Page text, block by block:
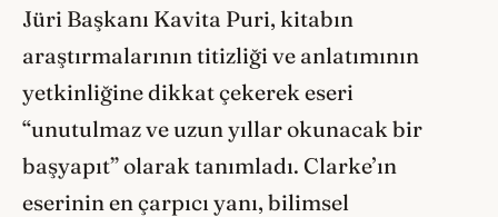
Jüri Başkanı Kavita Puri, kitabın
araştırmalarının titizliği ve anlatımının
yetkinliğine dikkat çekerek eseri
“unutulmaz ve uzun yıllar okunacak bir
başyapıt” olarak tanımladı. Clarke’ın
eserinin en çarpıcı yanı, bilimsel